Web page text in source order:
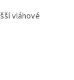
vláhové